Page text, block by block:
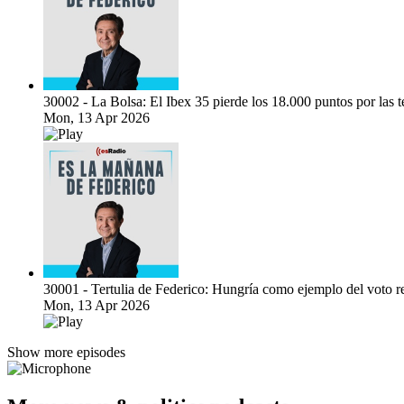
30002 - La Bolsa: El Ibex 35 pierde los 18.000 puntos por las
Mon, 13 Apr 2026
30001 - Tertulia de Federico: Hungría como ejemplo del voto
Mon, 13 Apr 2026
Show more episodes